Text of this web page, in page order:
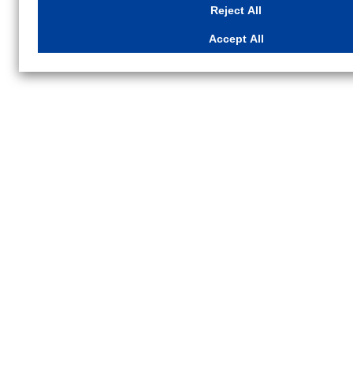
button on this banner or through your browser's
Reject All
Accept All